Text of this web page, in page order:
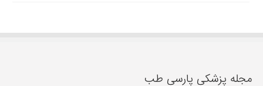
مجله پزشکی پارسی طب